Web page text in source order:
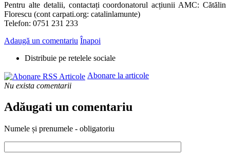
Pentru alte detalii, contactați coordonatorul acțiunii AMC: Cătălin
Florescu (cont carpati.org: catalinlamunte)
Telefon: 0751 231 233
Adaugă un comentariu Înapoi
Distribuie pe retelele sociale
Abonare la articole
Nu exista comentarii
Adăugati un comentariu
Numele și prenumele - obligatoriu